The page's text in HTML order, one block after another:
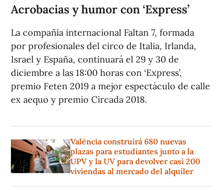
Acrobacias y humor con ‘Express’
La compañía internacional Faltan 7, formada
por profesionales del circo de Italia, Irlanda,
Israel y España, continuará el 29 y 30 de
diciembre a las 18:00 horas con ‘Express’,
premio Feten 2019 a mejor espectáculo de calle
ex aequo y premio Circada 2018.
València construirá 680 nuevas
plazas para estudiantes junto a la
UPV y la UV para devolver casi 200
viviendas al mercado del alquiler